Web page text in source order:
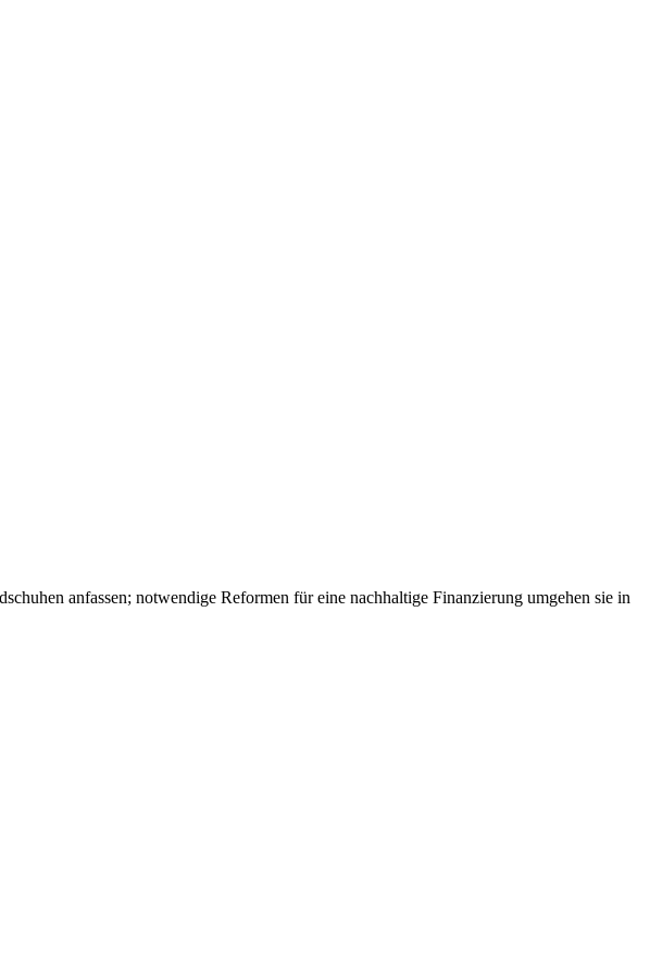
anfassen; notwendige Reformen für eine nachhaltige Finanzierung umgehen sie in